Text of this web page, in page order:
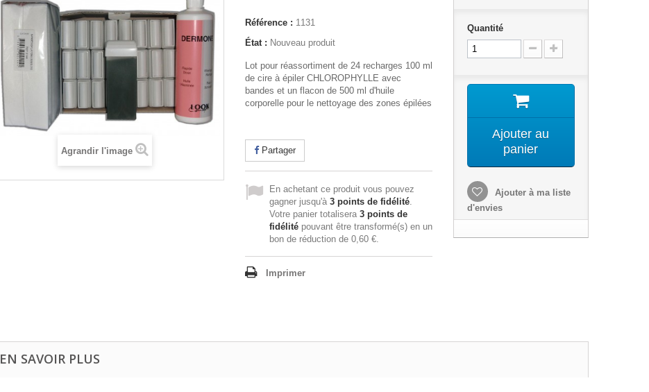
Agrandir l'image
Référence : 1131
État : Nouveau produit
Lot pour réassortiment de 24 recharges 100 ml
de cire à épiler CHLOROPHYLLE avec
bandes et un flacon de 500 ml d'huile
corporelle pour le nettoyage des zones épilées
Partager
En achetant ce produit vous pouvez
gagner jusqu'à 3 points de fidélité.
Votre panier totalisera 3 points de
fidélité pouvant être transformé(s) en un
bon de réduction de 0,60 €.
Imprimer
Quantité
Ajouter au
panier
Ajouter à ma liste
d'envies
EN SAVOIR PLUS